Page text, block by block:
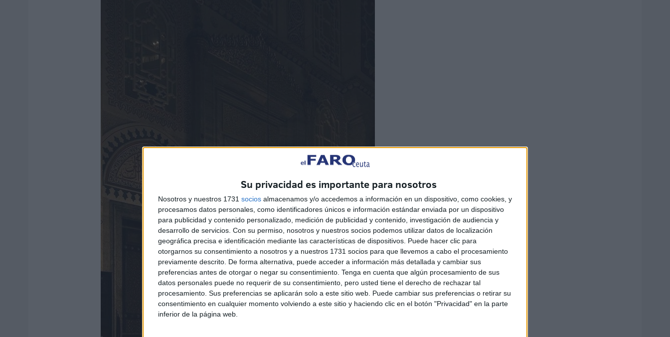
Su privacidad es importante para nosotros
Nosotros y nuestros 1731 socios almacenamos y/o accedemos a información en un dispositivo, como cookies, y
procesamos datos personales, como identificadores únicos e información estándar enviada por un dispositivo
para publicidad y contenido personalizado, medición de publicidad y contenido, investigación de audiencia y
desarrollo de servicios. Con su permiso, nosotros y nuestros socios podemos utilizar datos de localización
geográfica precisa e identificación mediante las características de dispositivos. Puede hacer clic para
otorgarnos su consentimiento a nosotros y a nuestros 1731 socios para que llevemos a cabo el procesamiento
previamente descrito. De forma alternativa, puede acceder a información más detallada y cambiar sus
preferencias antes de otorgar o negar su consentimiento. Tenga en cuenta que algún procesamiento de sus
datos personales puede no requerir de su consentimiento, pero usted tiene el derecho de rechazar tal
procesamiento. Sus preferencias se aplicarán solo a este sitio web. Puede cambiar sus preferencias o retirar su
consentimiento en cualquier momento volviendo a este sitio y haciendo clic en el botón "Privacidad" en la parte
inferior de la página web.